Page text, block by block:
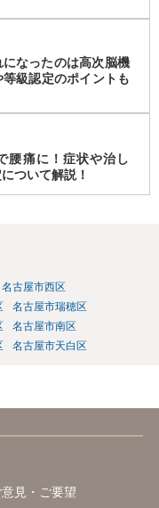
なったのは高次脳機
級認定のポイントも
腰痛に！症状や治し
ついて解説！
名古屋市西区
名古屋市瑞穂区
名古屋市南区
名古屋市天白区
意見・ご要望